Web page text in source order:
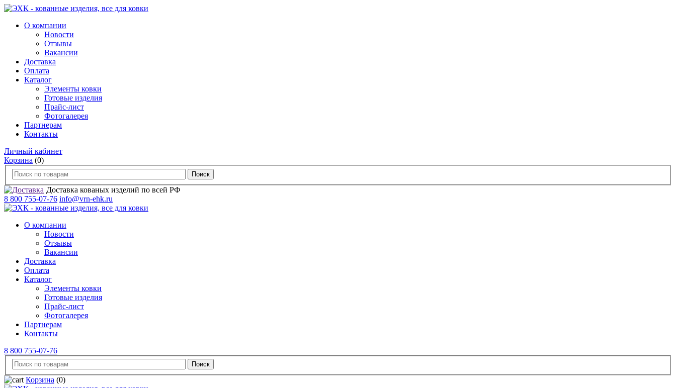
О компании
Новости
Отзывы
Вакансии
Доставка
Оплата
Каталог
Элементы ковки
Готовые изделия
Прайс-лист
Фотогалерея
Партнерам
Контакты
Личный кабинет
Корзина (0)
Доставка кованых изделий по всей РФ
8 800 755-07-76 info@vrn-ehk.ru
О компании
Новости
Отзывы
Вакансии
Доставка
Оплата
Каталог
Элементы ковки
Готовые изделия
Прайс-лист
Фотогалерея
Партнерам
Контакты
8 800 755-07-76
Корзина (0)